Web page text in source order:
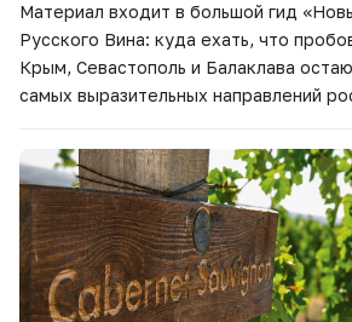
Материал входит в большой гид
Русского Вина: куда ехать, что
Крым, Севастополь и Балаклава
самых выразительных направлений
планы сезона, маршруты для гостей и
стоит попробовать.